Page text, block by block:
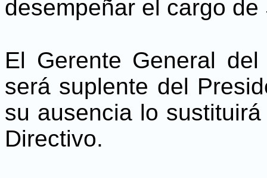
desempeñar el cargo
El Gerente General
será suplente del
su ausencia lo
Directivo.